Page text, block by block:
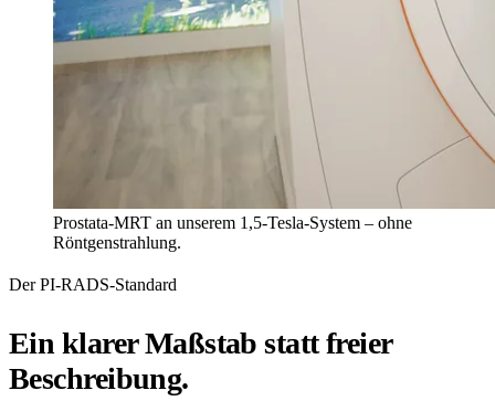
Prostata-MRT an unserem 1,5-Tesla-System – ohne
Röntgenstrahlung.
Der PI-RADS-Standard
Ein klarerMaßstab statt freier
Beschreibung.